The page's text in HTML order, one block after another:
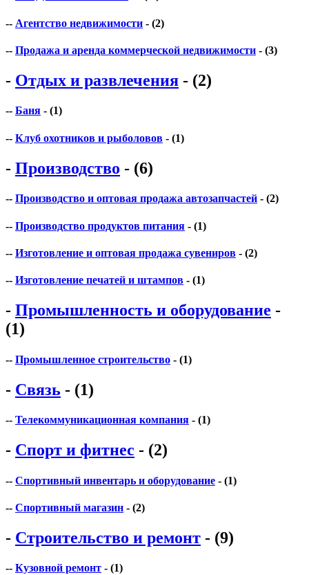
-- Агентство недвижимости - (2)
-- Продажа и аренда коммерческой недвижимости - (3)
- Отдых и развлечения - (2)
-- Баня - (1)
-- Клуб охотников и рыболовов - (1)
- Производство - (6)
-- Производство и оптовая продажа автозапчастей - (2)
-- Производство продуктов питания - (1)
-- Изготовление и оптовая продажа сувениров - (2)
-- Изготовление печатей и штампов - (1)
- Промышленность и оборудование -
(1)
-- Промышленное строительство - (1)
- Связь - (1)
-- Телекоммуникационная компания - (1)
- Спорт и фитнес - (2)
-- Спортивный инвентарь и оборудование - (1)
-- Спортивный магазин - (2)
- Строительство и ремонт - (9)
-- Кузовной ремонт - (1)